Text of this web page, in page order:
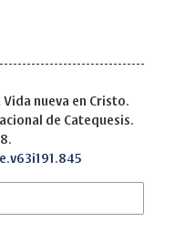
nueva en Cristo.
de Catequesis.